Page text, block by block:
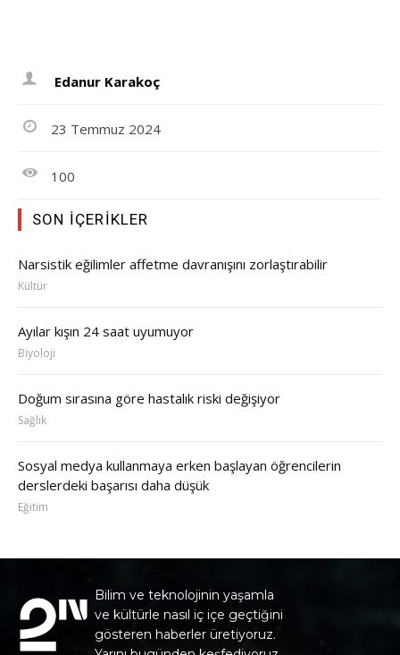
Edanur Karakoç
23 Temmuz 2024
100
SON İÇERIKLER
Narsistik eğilimler affetme davranışını zorlaştırabilir
Kültür
Ayılar kışın 24 saat uyumuyor
Biyoloji
Doğum sırasına göre hastalık riski değişiyor
Sağlık
Sosyal medya kullanmaya erken başlayan öğrencilerin
derslerdeki başarısı daha düşük
Eğitim
Bilim ve teknolojinin yaşamla
ve kültürle nasıl iç içe geçtiğini
gösteren haberler üretiyoruz.